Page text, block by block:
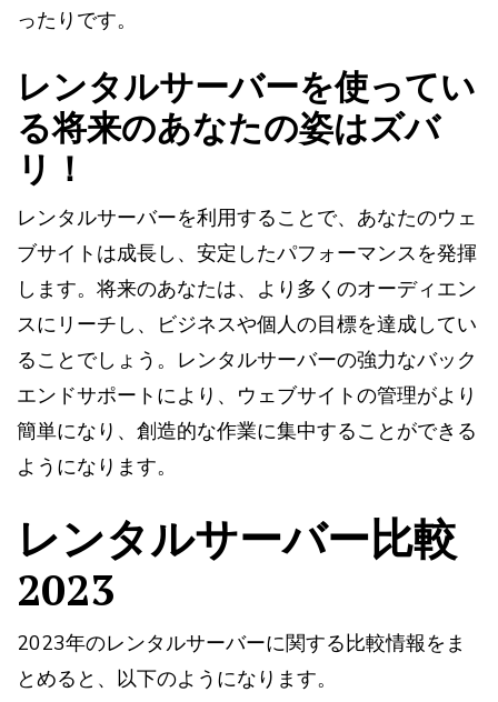
ったりです。
レンタルサーバーを使ってい
る将来のあなたの姿はズバ
リ！
レンタルサーバーを利用することで、あなたのウェ
ブサイトは成長し、安定したパフォーマンスを発揮
します。将来のあなたは、より多くのオーディエン
スにリーチし、ビジネスや個人の目標を達成してい
ることでしょう。レンタルサーバーの強力なバック
エンドサポートにより、ウェブサイトの管理がより
簡単になり、創造的な作業に集中することができる
ようになります。
レンタルサーバー比較
2023
2023年のレンタルサーバーに関する比較情報をま
とめると、以下のようになります。